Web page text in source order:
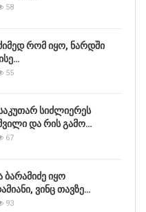
58
რომ იყო, ნარდში
55
სიძლიერეს
და რის გამო…
67
ბარამიძე იყო
ვინც თავზე…
93